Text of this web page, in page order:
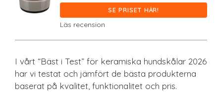
SE PRISET HÄR!
Läs recension
I vårt “Bäst i Test” för keramiska hundskålar 2026
har vi testat och jämfört de bästa produkterna
baserat på kvalitet, funktionalitet och pris.